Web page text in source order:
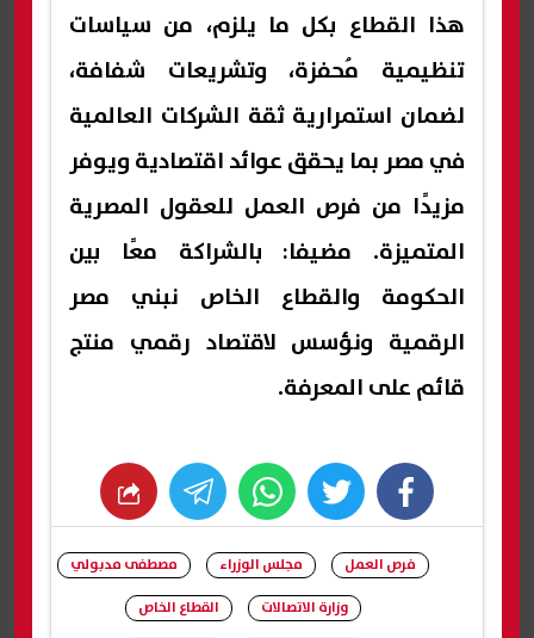
هذا القطاع بكل ما يلزم، من سياسات
تنظيمية مُحفزة، وتشريعات شفافة،
لضمان استمرارية ثقة الشركات العالمية
في مصر بما يحقق عوائد اقتصادية ويوفر
مزيدًا من فرص العمل للعقول المصرية
المتميزة. مضيفا: بالشراكة معًا بين
الحكومة والقطاع الخاص نبني مصر
الرقمية ونؤسس لاقتصاد رقمي منتج
قائم على المعرفة.
facebook
twitter
whats
فرص العمل مجلس الوزراء
مصطفى مدبولي
وزارة الاتصالات
القطاع الخاص